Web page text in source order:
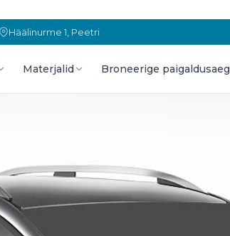
Häälinurme 1, Peetri
Materjalid Broneerige paigaldusaeg